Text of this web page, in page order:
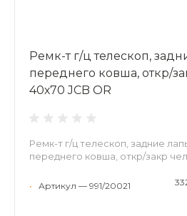
Ремк-т г/ц телескоп,
переднего ковша, откр/
40х70 JCB OR
Ремк-т г/ц телескоп, задние
переднего ковша, откр/закр
• Артикул — 991/20021